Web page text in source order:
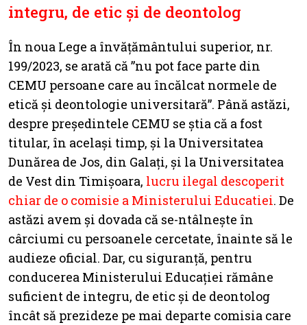
integru, de etic și de deontolog
În noua Lege a învățământului superior, nr.
199/2023, se arată că ”nu pot face parte din
CEMU persoane care au încălcat normele de
etică şi deontologie universitară”. Până astăzi,
despre președintele CEMU se știa că a fost
titular, în același timp, și la Universitatea
Dunărea de Jos, din Galați, și la Universitatea
de Vest din Timișoara, lucru ilegal descoperit
chiar de o comisie a Ministerului Educatiei. De
astăzi avem și dovada că se-ntâlnește în
cârciumi cu persoanele cercetate, înainte să le
audieze oficial. Dar, cu siguranță, pentru
conducerea Ministerului Educației rămâne
suficient de integru, de etic și de deontolog
încât să prezideze pe mai departe comisia care